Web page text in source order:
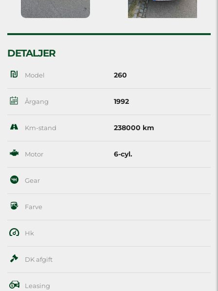
DETALJER
Model 260
Årgang 1992
Km-stand 238000 km
Motor 6-cyl.
Gear
Farve
Hk
DK afgift
Leasing